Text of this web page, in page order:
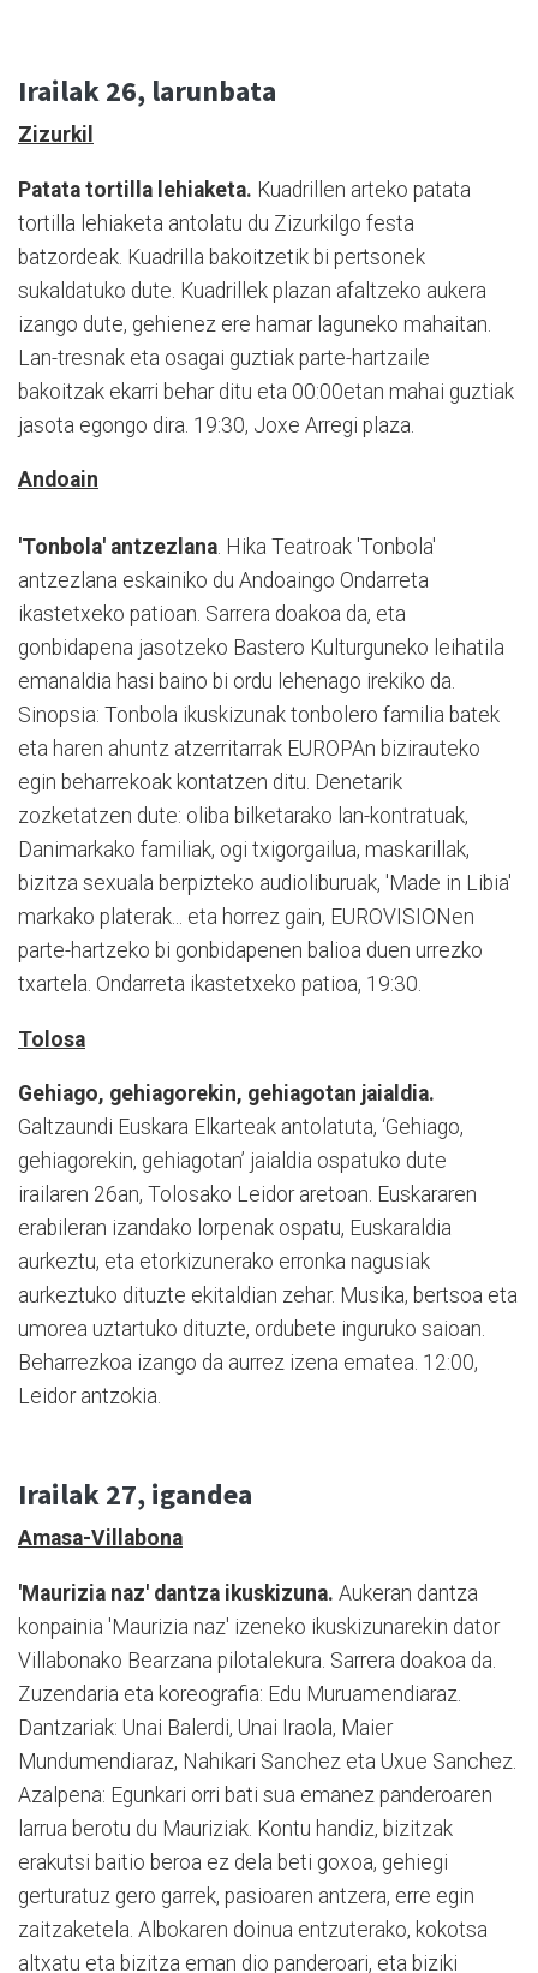
Irailak 26, larunbata
Zizurkil
Patata tortilla lehiaketa. Kuadrillen arteko patata
tortilla lehiaketa antolatu du Zizurkilgo festa
batzordeak. Kuadrilla bakoitzetik bi pertsonek
sukaldatuko dute. Kuadrillek plazan afaltzeko aukera
izango dute, gehienez ere hamar laguneko mahaitan.
Lan-tresnak eta osagai guztiak parte-hartzaile
bakoitzak ekarri behar ditu eta 00:00etan mahai guztiak
jasota egongo dira. 19:30, Joxe Arregi plaza.
Andoain
'Tonbola' antzezlana. Hika Teatroak 'Tonbola'
antzezlana eskainiko du Andoaingo Ondarreta
ikastetxeko patioan. Sarrera doakoa da, eta
gonbidapena jasotzeko Bastero Kulturguneko leihatila
emanaldia hasi baino bi ordu lehenago irekiko da.
Sinopsia: Tonbola ikuskizunak tonbolero familia batek
eta haren ahuntz atzerritarrak EUROPAn bizirauteko
egin beharrekoak kontatzen ditu. Denetarik
zozketatzen dute: oliba bilketarako lan-kontratuak,
Danimarkako familiak, ogi txigorgailua, maskarillak,
bizitza sexuala berpizteko audioliburuak, 'Made in Libia'
markako platerak... eta horrez gain, EUROVISIONen
parte-hartzeko bi gonbidapenen balioa duen urrezko
txartela. Ondarreta ikastetxeko patioa, 19:30.
Tolosa
Gehiago, gehiagorekin, gehiagotan jaialdia.
Galtzaundi Euskara Elkarteak antolatuta, ‘Gehiago,
gehiagorekin, gehiagotan’ jaialdia ospatuko dute
irailaren 26an, Tolosako Leidor aretoan. Euskararen
erabileran izandako lorpenak ospatu, Euskaraldia
aurkeztu, eta etorkizunerako erronka nagusiak
aurkeztuko dituzte ekitaldian zehar. Musika, bertsoa eta
umorea uztartuko dituzte, ordubete inguruko saioan.
Beharrezkoa izango da aurrez izena ematea. 12:00,
Leidor antzokia.
Irailak 27, igandea
Amasa-Villabona
'Maurizia naz' dantza ikuskizuna. Aukeran dantza
konpainia 'Maurizia naz' izeneko ikuskizunarekin dator
Villabonako Bearzana pilotalekura. Sarrera doakoa da.
Zuzendaria eta koreografia: Edu Muruamendiaraz.
Dantzariak: Unai Balerdi, Unai Iraola, Maier
Mundumendiaraz, Nahikari Sanchez eta Uxue Sanchez.
Azalpena: Egunkari orri bati sua emanez panderoaren
larrua berotu du Mauriziak. Kontu handiz, bizitzak
erakutsi baitio beroa ez dela beti goxoa, gehiegi
gerturatuz gero garrek, pasioaren antzera, erre egin
zaitzaketela. Albokaren doinua entzuterako, kokotsa
altxatu eta bizitza eman dio panderoari, eta biziki